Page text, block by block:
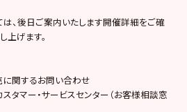
、後日ご案内いたします開催詳細をご確
上げます。
関するお問い合わせ
タマー・サービスセンター（お客様相談窓